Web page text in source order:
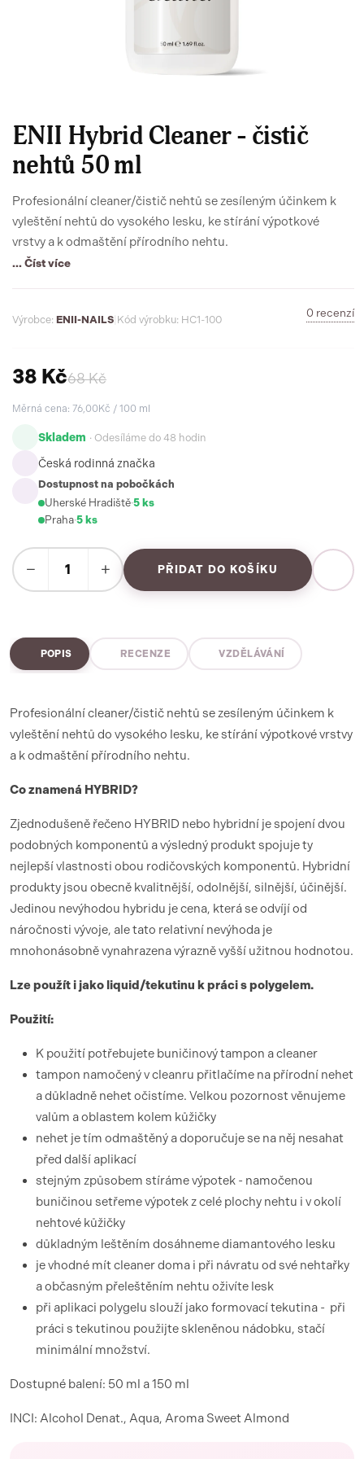
ENII Hybrid Cleaner - čistič
nehtů 50 ml
Profesionální cleaner/čistič nehtů se zesíleným účinkem k
vyleštění nehtů do vysokého lesku, ke stírání výpotkové
vrstvy a k odmaštění přírodního nehtu.
... Číst více
Výrobce: ENII-NAILS Kód výrobku: HC1-100
0 recenzí
38 Kč68 Kč
Měrná cena: 76,00Kč / 100 ml
Skladem · Odesíláme do 48 hodin
Česká rodinná značka
Dostupnost na pobočkách
Uherské Hradiště·5 ks
Praha·5 ks
− + PŘIDAT DO KOŠÍKU
POPIS RECENZE VZDĚLÁVÁNÍ
Profesionální cleaner/čistič nehtů se zesíleným účinkem k
vyleštění nehtů do vysokého lesku, ke stírání výpotkové vrstvy
a k odmaštění přírodního nehtu.
Co znamená HYBRID?
Zjednodušeně řečeno HYBRID nebo hybridní je spojení dvou
podobných komponentů a výsledný produkt spojuje ty
nejlepší vlastnosti obou rodičovských komponentů. Hybridní
produkty jsou obecně kvalitnější, odolnější, silnější, účinější.
Jedinou nevýhodou hybridu je cena, která se odvíjí od
náročnosti vývoje, ale tato relativní nevýhoda je
mnohonásobně vynahrazena výrazně vyšší užitnou hodnotou.
Lze použít i jako liquid/tekutinu k práci s polygelem.
Použití:
K použití potřebujete buničinový tampon a cleaner
tampon namočený v cleanru přitlačíme na přírodní nehet
a důkladně nehet očistíme. Velkou pozornost věnujeme
valům a oblastem kolem kůžičky
nehet je tím odmaštěný a doporučuje se na něj nesahat
před další aplikací
stejným způsobem stíráme výpotek - namočenou
buničinou setřeme výpotek z celé plochy nehtu i v okolí
nehtové kůžičky
důkladným leštěním dosáhneme diamantového lesku
je vhodné mít cleaner doma i při návratu od své nehtařky
a občasným přeleštěním nehtu oživíte lesk
při aplikaci polygelu slouží jako formovací tekutina - při
práci s tekutinou použijte skleněnou nádobku, stačí
minimální množství.
Dostupné balení: 50 ml a 150 ml
INCI: Alcohol Denat., Aqua, Aroma Sweet Almond